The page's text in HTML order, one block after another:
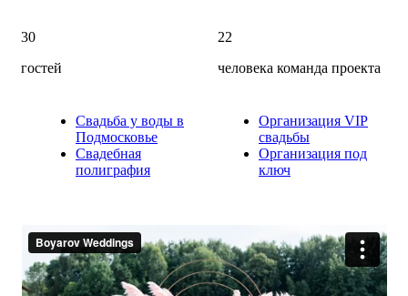
30
гостей
22
человека команда проекта
Свадьба у воды в
Подмосковье
Свадебная
полиграфия
Организация VIP
свадьбы
Организация под
ключ